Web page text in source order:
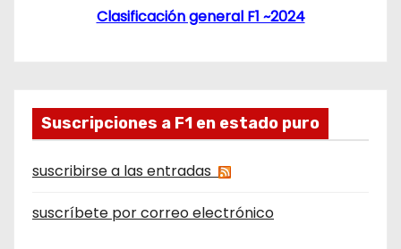
Clasificación general F1 ~2024
Suscripciones a F1 en estado puro
suscribirse a las entradas
suscríbete por correo electrónico